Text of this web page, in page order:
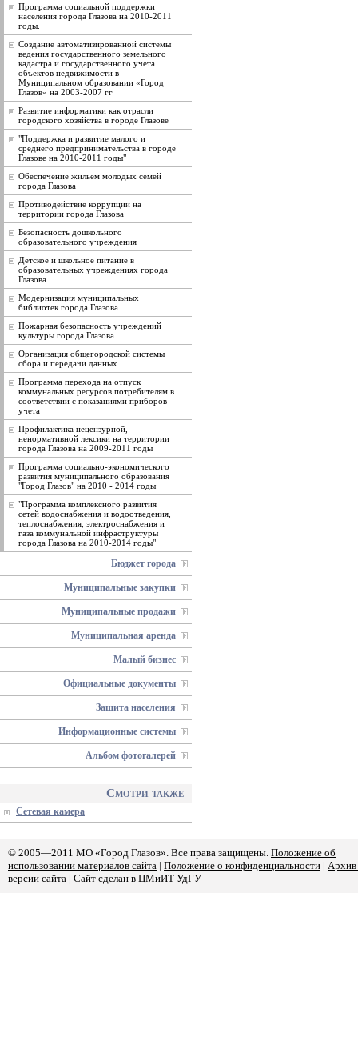
Программа социальной поддержки
населения города Глазова на 2010-2011
годы.
Создание автоматизированной системы
ведения государственного земельного
кадастра и государственного учета
объектов недвижимости в
Муниципальном образовании «Город
Глазов» на 2003-2007 гг
Развитие информатики как отрасли
городского хозяйства в городе Глазове
"Поддержка и развитие малого и
среднего предпринимательства в городе
Глазове на 2010-2011 годы"
Обеспечение жильем молодых семей
города Глазова
Противодействие коррупции на
территории города Глазова
Безопасность дошкольного
образовательного учреждения
Детское и школьное питание в
образовательных учреждениях города
Глазова
Модернизация муниципальных
библиотек города Глазова
Пожарная безопасность учреждений
культуры города Глазова
Организация общегородской системы
сбора и передачи данных
Программа перехода на отпуск
коммунальных ресурсов потребителям в
соответствии с показаниями приборов
учета
Профилактика нецензурной,
ненормативной лексики на территории
города Глазова на 2009-2011 годы
Программа социально-экономического
развития муниципального образования
"Город Глазов" на 2010 - 2014 годы
"Программа комплексного развития
сетей водоснабжения и водоотведения,
теплоснабжения, электроснабжения и
газа коммунальной инфраструктуры
города Глазова на 2010-2014 годы"
Бюджет города
Муниципальные закупки
Муниципальные продажи
Муниципальная аренда
Малый бизнес
Официальные документы
Защита населения
Информационные системы
Альбом фотогалерей
Смотри также
Сетевая камера
© 2005—2011 МО «Город Глазов». Все права защищены. Положение об
использовании материалов сайта | Положение о конфиденциальности | Архив
версии сайта | Сайт сделан в ЦМиИТ УдГУ